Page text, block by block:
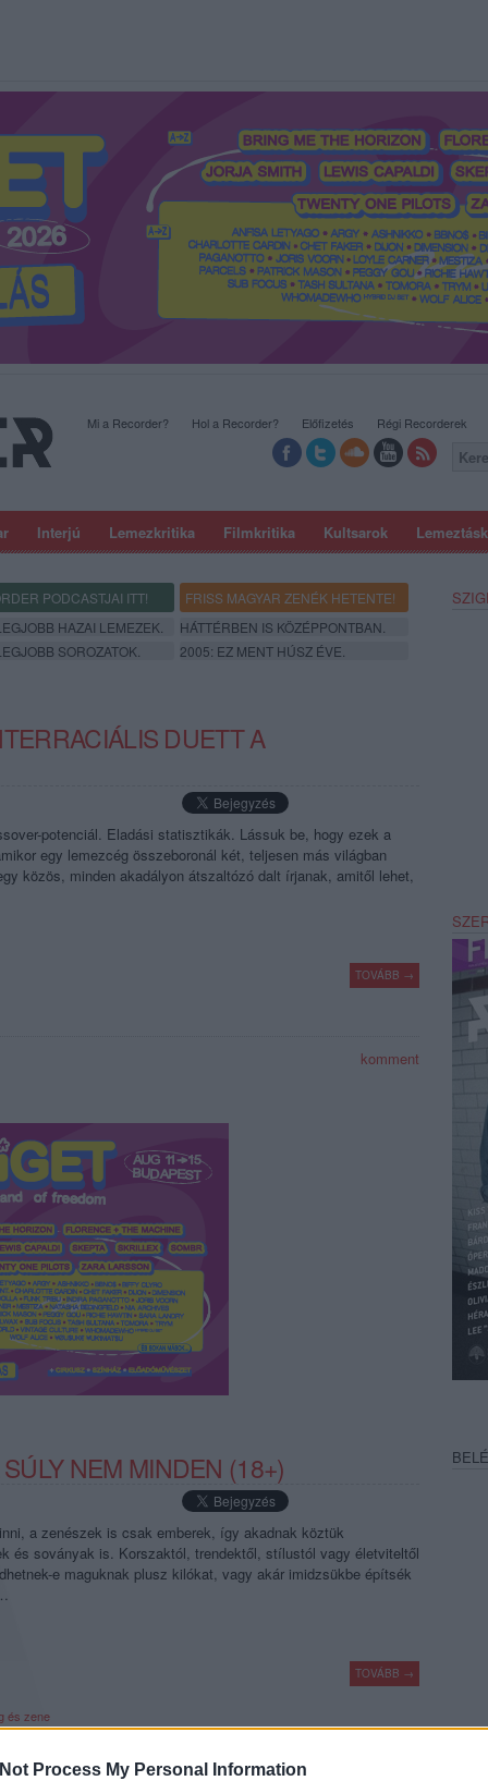
Process My Personal Information
Interjú Lemezkritika Filmkritika Kultsarok
Mi a Recorder? Hol a Recorder? Előfizetés Régi Recorderek
PODCASTJAI ITT!
FRISS MAGYAR ZENÉK HETENTE!
HAZAI LEMEZEK.
HÁTTÉRBEN IS KÖZÉPPONTBAN.
SOROZATOK. 2005: EZ MENT HÚSZ ÉVE.
DUETT A
potenciál. Eladási statisztikák. Lássuk be, hogy ezek a
egy lemezcég összeboronál két, teljesen más világban
közös, minden akadályon átszaltózó dalt írjanak, amitől lehet,
TOVÁBB →
komment
NEM MINDEN (18+)
a zenészek is csak emberek, így akadnak köztük
és soványak is. Korszaktól, trendektől, stílustól vagy életviteltől
e maguknak plusz kilókat, vagy akár imidzsükbe építsék
TOVÁBB →
és zene